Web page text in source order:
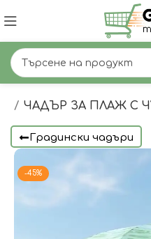
ЧАДЪР ЗА ПЛАЖ С
Градински чадъри
-45%